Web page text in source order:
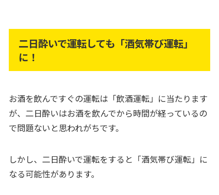
二日酔いで運転しても「酒気帯び運転」
に！
お酒を飲んですぐの運転は「飲酒運転」に当たります
が、二日酔いはお酒を飲んでから時間が経っているの
で問題ないと思われがちです。
しかし、二日酔いで運転をすると「酒気帯び運転」に
なる可能性があります。